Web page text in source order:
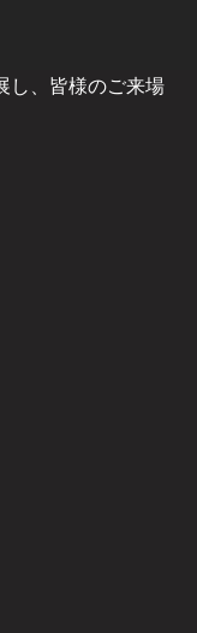
し、皆様のご来場